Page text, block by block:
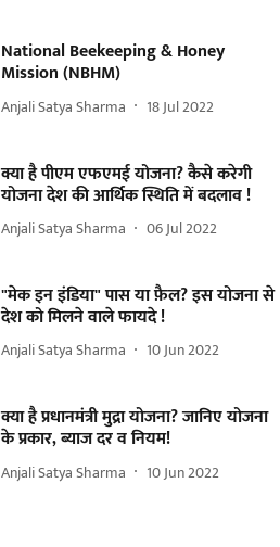
National Beekeeping & Honey
Mission (NBHM)
Anjali Satya Sharma 18 Jul 2022
क्या है पीएम एफएमई योजना? कैसे करेगी
योजना देश की आर्थिक स्थिति में बदलाव !
Anjali Satya Sharma 06 Jul 2022
"मेक इन इंडिया" पास या फ़ैल? इस योजना से
देश को मिलने वाले फायदे !
Anjali Satya Sharma 10 Jun 2022
क्या है प्रधानमंत्री मुद्रा योजना? जानिए योजना
के प्रकार, ब्याज दर व नियम!
Anjali Satya Sharma 10 Jun 2022